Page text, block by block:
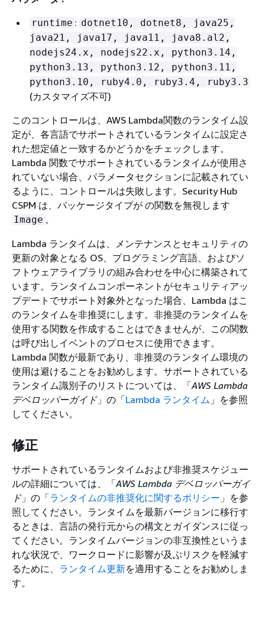
runtime : dotnet10, dotnet8, java25,
java21, java17, java11, java8.al2,
nodejs24.x, nodejs22.x, python3.14,
python3.13, python3.12, python3.11,
python3.10, ruby4.0, ruby3.4, ruby3.3
(カスタマイズ不可)
このコントロールは、AWS Lambda関数のランタイム設
定が、各言語でサポートされているランタイムに設定さ
れた想定値と一致するかどうかをチェックします。
Lambda 関数でサポートされているランタイムが使用さ
れていない場合、パラメータセクションに記載されてい
るように、コントロールは失敗します。Security Hub
CSPM は、パッケージタイプが の関数を無視します
Image 。
Lambda ランタイムは、メンテナンスとセキュリティの
更新の対象となる OS、プログラミング言語、およびソ
フトウェアライブラリの組み合わせを中心に構築されて
います。ランタイムコンポーネントがセキュリティアッ
プデートでサポート対象外となった場合、Lambda はこ
のランタイムを非推奨にします。非推奨のランタイムを
使用する関数を作成することはできませんが、この関数
は呼び出しイベントのプロセスに使用できます。
Lambda 関数が最新であり、非推奨のランタイム環境の
使用は避けることをお勧めします。サポートされている
ランタイム識別子のリストについては、「AWS Lambda
デベロッパーガイド」の「Lambda ランタイム 」を参照
してください。
修正
サポートされているランタイムおよび非推奨スケジュー
ルの詳細については、「AWS Lambda デベロッパーガイ
ド」の「ランタイムの非推奨化に関するポリシー 」を参
照してください。ランタイムを最新バージョンに移行す
るときは、言語の発行元からの構文とガイダンスに従っ
てください。ランタイムバージョンの非互換性というま
れな状況で、ワークロードに影響が及ぶリスクを軽減す
るために、 ランタイム更新を適用することをお勧めしま
す。